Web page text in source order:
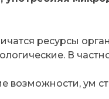
ресурсы
В
возможности, ум